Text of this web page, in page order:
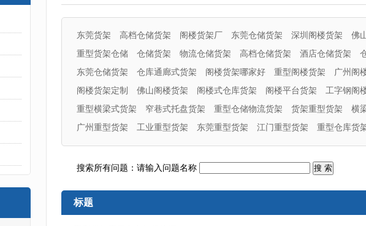
东莞货架 高档仓储货架 阁楼货架厂 东莞仓储货架 深圳阁楼货架 佛
重型货架仓储
仓储货架 物流仓储货架 高档仓储货架 酒店仓储货架
东莞仓储货架
仓库通廊式货架 阁楼货架哪家好 重型阁楼货架 广州阁
阁楼货架定制
佛山阁楼货架 阁楼式仓库货架 阁楼平台货架 工字钢阁
重型横梁式货架
窄巷式托盘货架 重型仓储物流货架 货架重型货架 横
广州重型货架
工业重型货架 东莞重型货架 江门重型货架 重型仓库货
搜索所有问题：请输入问题名称
标题